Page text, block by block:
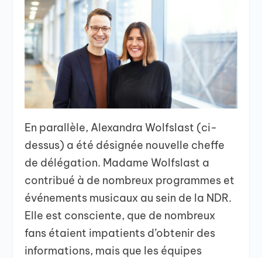
En parallèle, Alexandra Wolfslast (ci-
dessus) a été désignée nouvelle cheffe
de délégation. Madame Wolfslast a
contribué à de nombreux programmes et
événements musicaux au sein de la NDR.
Elle est consciente, que de nombreux
fans étaient impatients d’obtenir des
informations, mais que les équipes